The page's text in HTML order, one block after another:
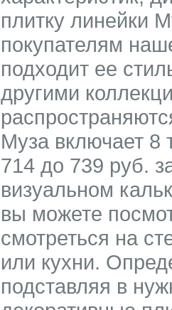
плитку линейки
покупателям
подходит ее
другими
Муза включает 8
714 до 739 руб.
визуальном
вы можете
смотреться на
или кухни.
подставляя в